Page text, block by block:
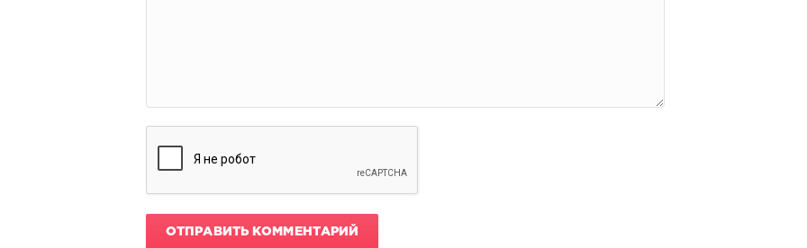
ОТПРАВИТЬ КОММЕНТАРИЙ